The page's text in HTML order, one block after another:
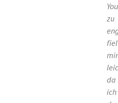
zu
fiel
mir
da
ich